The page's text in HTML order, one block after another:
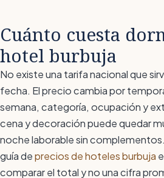
Cuánto cuesta
hotel burbuja
No existe una tarifa nacional que
fecha. El precio cambia por
semana, categoría, ocupación y
cena y decoración puede quedar
noche laborable sin
guía deprecios de hoteles burbuja
comparar el total y no una cifra